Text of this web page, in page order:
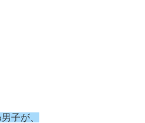
子が、